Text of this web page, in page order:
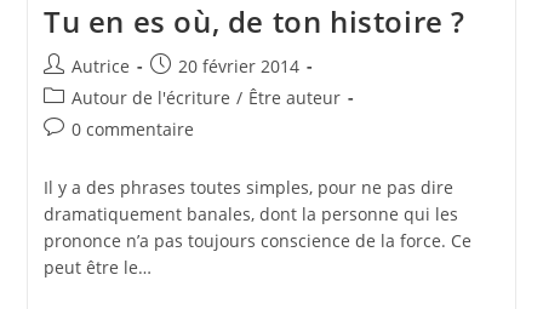
Tu en es où, de ton histoire ?
Auteur/autrice
de
la
publication :
Autrice
Publication
publiée :
20 février 2014
Post
category:
Autour de l'écriture / Être auteur
Commentaires
la
publication :
0 commentaire
Il y a des phrases toutes simples, pour ne pas dire
dramatiquement banales, dont la personne qui les
prononce n’a pas toujours conscience de la force. Ce
peut être le…